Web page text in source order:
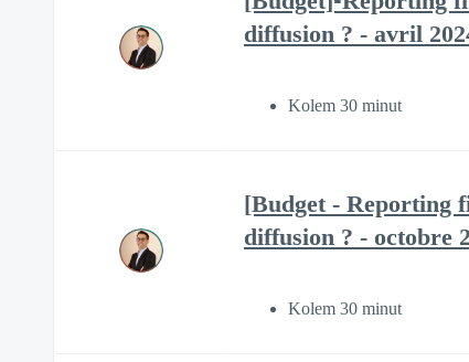
diffusion ? - avril
Kolem 30 minut
[Budget - Reporting
diffusion ? - octobre
Kolem 30 minut